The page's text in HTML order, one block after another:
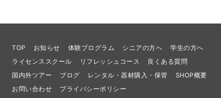
TOP お知らせ 体験プログラム シニアの方へ
学生の方へ
ライセンススクール
リフレッシュコース
良くある質問
国内外ツアー
ブログ レンタル・器材購入・保管
SHOP概要
お問い合わせ
プライバシーポリシー